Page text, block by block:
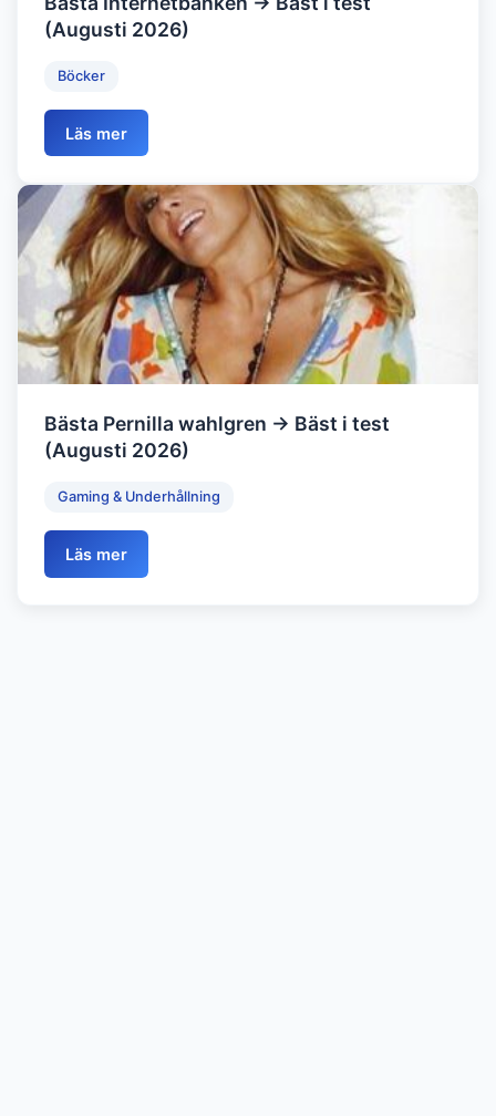
(Augusti 2026)
Böcker
Läs mer
Bästa Pernilla wahlgren → Bäst i test
(Augusti 2026)
Gaming & Underhållning
Läs mer